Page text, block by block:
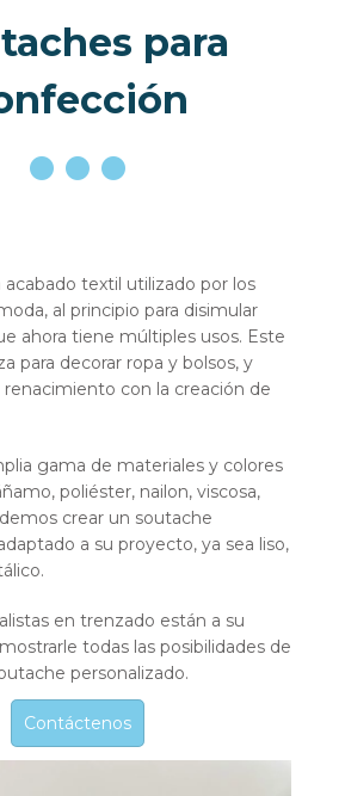
para
acabado textil utilizado por los
al principio para disimular
ahora tiene múltiples usos. Este
para decorar ropa y bolsos, y
con la creación de
gama de materiales y colores
poliéster, nailon, viscosa,
crear un soutache
a su proyecto, ya sea liso,
en trenzado están a su
todas las posibilidades de
personalizado.
Contáctenos